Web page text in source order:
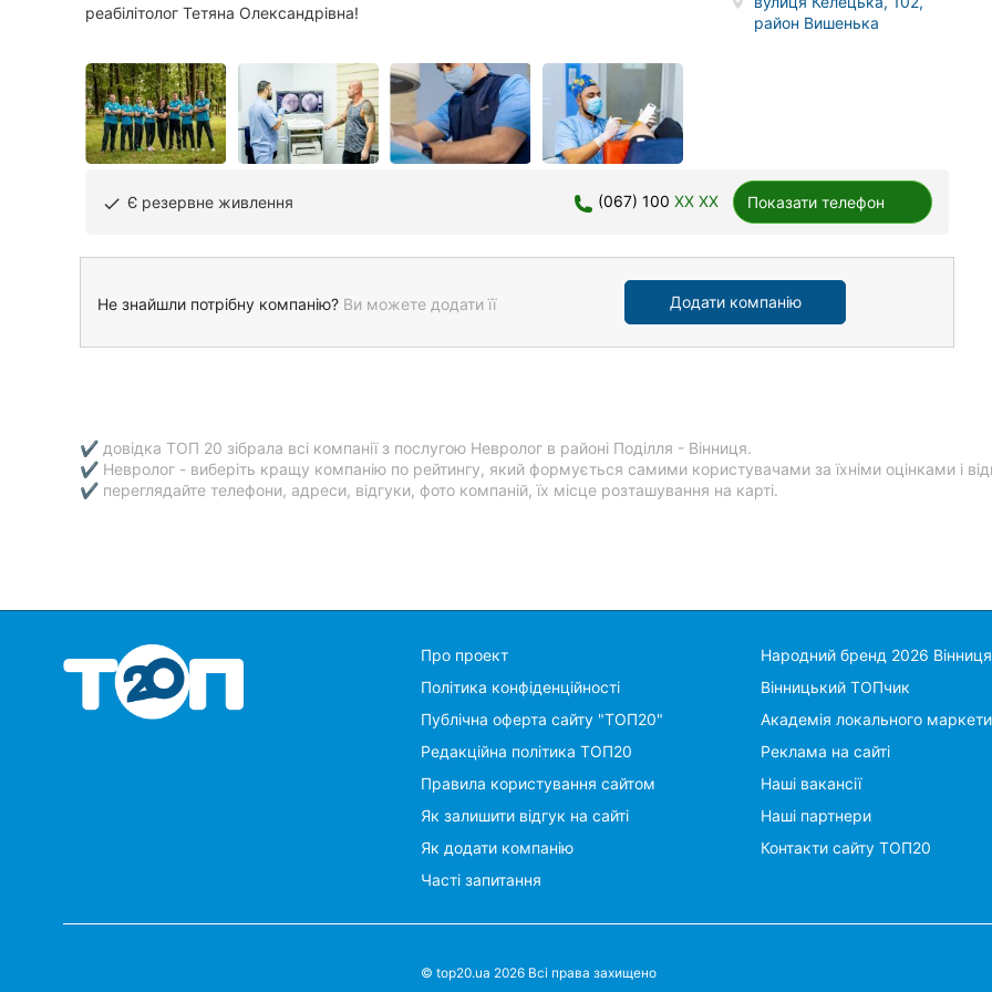
реабілітолог Тетяна Олександрівна!
район Вишенька
done Є резервне живлення (067) 100 XX XX Показати телефон
Не знайшли потрібну компанію? Ви можете додати її Додати компанію
✔ довідка ТОП 20 зібрала всі компанії з послугою Невролог в районі Поділля - Вінниця.
✔ Невролог - виберіть кращу компанію по рейтингу, який формується самими користувачами за їхніми оцінками і
✔ переглядайте телефони, адреси, відгуки, фото компаній, їх місце розташування на карті.
Про проект
Політика конфіденційності
Публічна оферта сайту "ТОП20"
Редакційна політика ТОП20
Правила користування сайтом
Як залишити відгук на сайті
Як додати компанію
Часті запитання
Народний бренд 2026 Вінниця
Вінницький ТОПчик
Академія локального
Реклама на сайті
Наші вакансії
Наші партнери
Контакти сайту ТОП20
© top20.ua 2026 Всі права захищено